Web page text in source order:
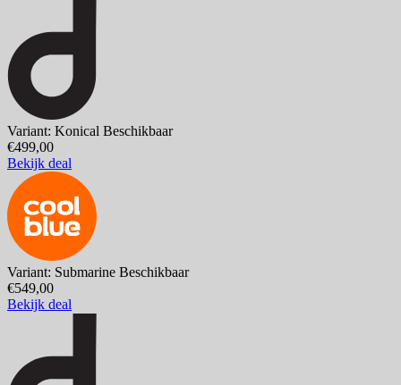
Variant: Konical Beschikbaar
€499,00
Bekijk deal
Variant: Submarine Beschikbaar
€549,00
Bekijk deal